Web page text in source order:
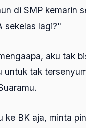
di SMP kemarin
sekelas lagi?"
aku tak
untuk tak
ke BK aja, minta